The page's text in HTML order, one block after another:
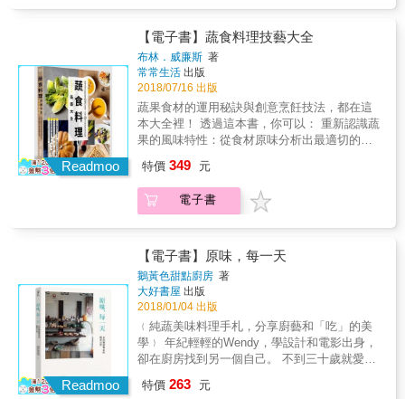
廚學會以食物的語言「風味」來了解食物、與
是他們發展創意最強大的武器，讓他們得以為
美食訂定更高的標準，因為「風味的特徵存在
於香料植物或蔬菜當中，而非蛋白質」。於是
The French Laundry的主廚湯馬士．凱勒說：
「肉類大概是最無聊的食材，而蔬菜的可能性
無窮無盡。」全球埋首開發蔬食料理的第一線
主廚可以這麼一直列下去，當在菜單上聲明
開始沉迷於蔬菜時，我們目睹了全球廚藝正在
展開一場驚人的歷史變革：健康、生態永續、
糧食正義，都很重要，但也都只是蔬食的附加
合。本書承繼《風味聖經》《酒食聖經》，再
次引領廚藝界深入食物世界，開啟風味的探
險，讓你了解讓蔬菜釋放出最佳風味的烹飪和
調味方式，並懂得思考風味相容的原則。全書
收錄近600項植物性食材、千則大廚祕訣，配出
3萬筆以上的對味關係，讓你得以突破食譜的阻
隔，將風味層層相疊，發展出無窮菜色。 【本
書帶你】 ．一一探索鹹、酸、苦、甜、鮮五種
主要味道，以及調和這些味道的方法。 ．運用
Readmoo
【電子書】蔬食料理技藝大全
布林．威廉斯 著
常常生活 出版
2018/07/16 出版
蔬果食材的運用秘訣與創意烹飪技法，都在這
本大全裡！ 透過這本書，你可以： 重新認識蔬
果的風味特性：從食材原味分析出最適切的用
割、分裝和儲存 找出最適合的料理方式：蒸、
炒、煮、烤、醃漬或生食 蔬果與肉類最加分的
搭配方式：調和出健康與美味最均衡的比例 &
香草等各種食材發揮到極致。 這不是一本素食
食譜書，而是教你如何把蔬食當作主角，而非
永遠只能淪為配角；就像你對待上等牛排的態
度一樣，布林教你如何用同樣的創意和尊重，
來處理看起來最卑微的蔬果食材，就讓馬鈴
薯、高麗菜、豌豆、蘆筍、南瓜&hellip;&hellip;
占據你家廚房最重要的位置吧！ & 英國倫敦的
奧黛特（Odette&#39;s）餐廳，時常舉辦一種
在當地很受歡迎的主題式分享晚宴，餐廳的主
特價 349 元
電子書
Readmoo
【電子書】原味，每一天
鵝黃色甜點廚房 著
大好書屋 出版
2018/01/04 出版
﹛純蔬美味料理手札，分享廚藝和「吃」的美
學﹜ 年紀輕輕的Wendy，學設計和電影出身，
卻在廚房找到另一個自己。 不到三十歲就愛上
康」，單純是追求好吃而已。 如何將無蛋無奶
特價 263 元